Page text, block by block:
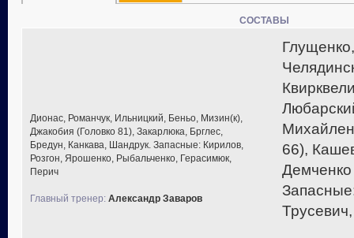
СОСТАВЫ
Дионас, Романчук, Ильницкий, Беньо, Мизин(к),
Джакобия (Головко 81), Закарлюка, Брглес,
Бредун, Канкава, Шандрук. Запасные: Кирилов,
Розгон, Ярошенко, Рыбальченко, Герасимюк,
Перич
Главный тренер: Александр Заваров
66),